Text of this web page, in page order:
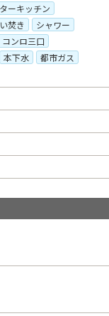
ーキッチン
焚き
シャワー
コンロ三口
本下水
都市ガス